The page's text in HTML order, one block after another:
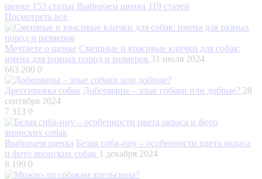
щенке 153 статьи Выбираем щенка 119 статей
Посмотреть все
Мечтаете о щенке Смешные и красивые клички для собак:
имена для разных пород и размеров 31 июля 2024
663 200 0
Дрессировка собак Доберманы – злые собаки или добрые? 28
сентября 2024
7 313 0
Выбираем щенка Белая сиба-ину – особенности цвета окраса
и фото японских собак 1 декабря 2024
8 199 0